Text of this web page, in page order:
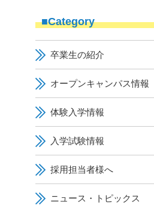
■Category
卒業生の紹介
オープンキャンパス情報
体験入学情報
入学試験情報
採用担当者様へ
ニュース・トピックス